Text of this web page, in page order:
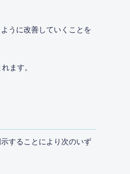
うに改善していくことを
ます。
することにより次のいず